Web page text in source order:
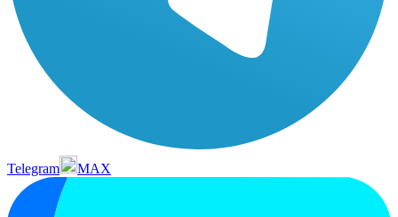
Telegram MAX